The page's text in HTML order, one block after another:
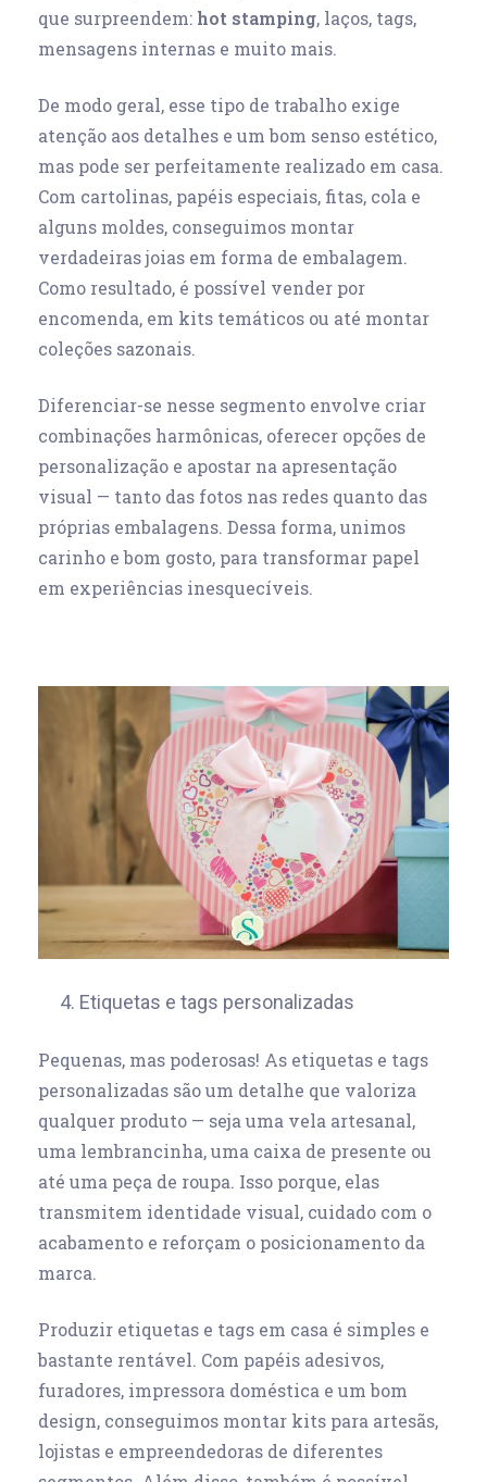
que surpreendem: hot stamping, laços, tags,
mensagens internas e muito mais.
De modo geral, esse tipo de trabalho exige
atenção aos detalhes e um bom senso estético,
mas pode ser perfeitamente realizado em casa.
Com cartolinas, papéis especiais, fitas, cola e
alguns moldes, conseguimos montar
verdadeiras joias em forma de embalagem.
Como resultado, é possível vender por
encomenda, em kits temáticos ou até montar
coleções sazonais.
Diferenciar-se nesse segmento envolve criar
combinações harmônicas, oferecer opções de
personalização e apostar na apresentação
visual — tanto das fotos nas redes quanto das
próprias embalagens. Dessa forma, unimos
carinho e bom gosto, para transformar papel
em experiências inesquecíveis.
4. Etiquetas e tags personalizadas
Pequenas, mas poderosas! As etiquetas e tags
personalizadas são um detalhe que valoriza
qualquer produto — seja uma vela artesanal,
uma lembrancinha, uma caixa de presente ou
até uma peça de roupa. Isso porque, elas
transmitem identidade visual, cuidado com o
acabamento e reforçam o posicionamento da
marca.
Produzir etiquetas e tags em casa é simples e
bastante rentável. Com papéis adesivos,
furadores, impressora doméstica e um bom
design, conseguimos montar kits para artesãs,
lojistas e empreendedoras de diferentes